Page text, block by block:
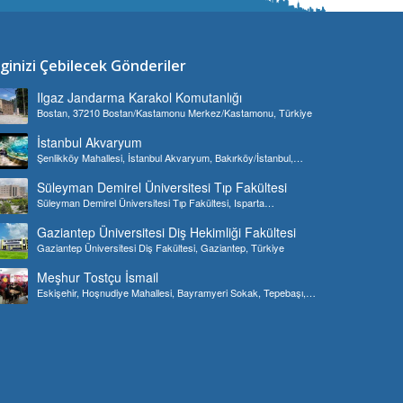
Çebilecek Gönderiler
Ilgaz Jandarma Karakol Komutanlığı
Bostan, 37210 Bostan/Kastamonu Merkez/Kastamonu, Türkiye
İstanbul Akvaryum
Şenlikköy Mahallesi, İstanbul Akvaryum, Bakırköy/İstanbul,
Süleyman Demirel Üniversitesi Tıp Fakültesi
Süleyman Demirel Üniversitesi Tıp Fakültesi, Isparta
Gaziantep Üniversitesi Diş Hekimliği Fakültesi
Gaziantep Üniversitesi Diş Fakültesi, Gaziantep, Türkiye
Meşhur Tostçu İsmail
Eskişehir, Hoşnudiye Mahallesi, Bayramyeri Sokak, Tepebaşı,